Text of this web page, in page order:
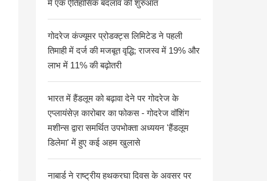
में एक ऐतिहासिक बदलाव की शुरुआत
गोदरेज कंज्यूमर प्रोडक्ट्स लिमिटेड ने पहली
तिमाही में दर्ज की मजबूत वृद्धि; राजस्व में 19% और
लाभ में 11% की बढ़ोतरी
भारत में हैंडलूम को बढ़ावा देने पर गोदरेज के
एप्लायंसेज़ कारोबार का फोकस - गोदरेज वॉशिंग
मशीन्स द्वारा समर्थित उपभोक्ता अध्ययन 'हैंडलूम
डिलेमा' में हुए कई अहम खुलासे
नाबार्ड ने राष्ट्रीय हथकरघा दिवस के अवसर पर